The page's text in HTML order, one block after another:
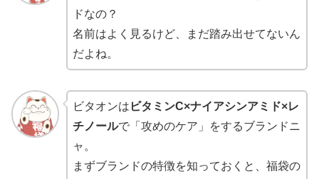
ドなの？
名前はよく見るけど、まだ踏み出せてないん
だよね。
ビタオンは ビタミンC×ナイアシンアミド×レ
チノールで「攻めのケア」をするブランドニ
ャ。
まずブランドの特徴を知っておくと、福袋の